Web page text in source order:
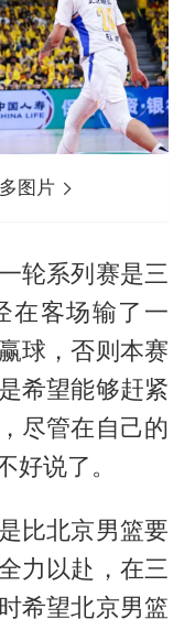
图片
轮系列赛是三
在客场输了一
球，否则本赛
希望能够赶紧
尽管在自己的
好说了。
比北京男篮要
力以赴，在三
希望北京男篮